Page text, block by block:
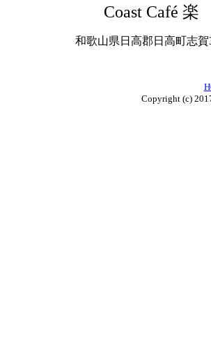
Coast Café 楽
和歌山県日高郡日高町志賀
Copyright (c)